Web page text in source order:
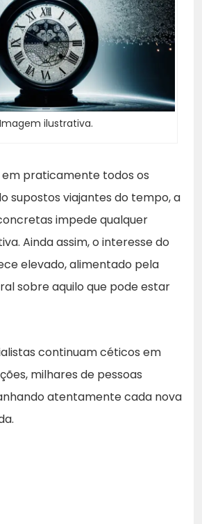
Imagem ilustrativa.
praticamente todos os
supostos viajantes do tempo, a
impede qualquer
Ainda assim, o interesse do
elevado, alimentado pela
sobre aquilo que pode estar
continuam céticos em
milhares de pessoas
atentamente cada nova